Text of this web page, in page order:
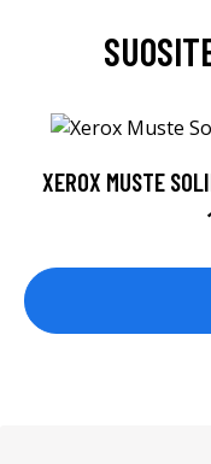
XEROX MUSTE